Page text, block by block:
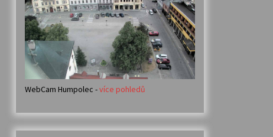
30. 7. 2026
Votavžatský ploty
23. 7. 2026
14. 7. 2026
WebCam Humpolec -více pohledů